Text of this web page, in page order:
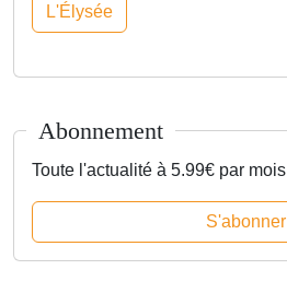
L'Élysée
Abonnement
Toute l'actualité à 5.99€ par mois
S'abonner